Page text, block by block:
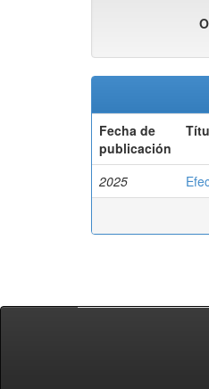
Fecha de
publicación
2025